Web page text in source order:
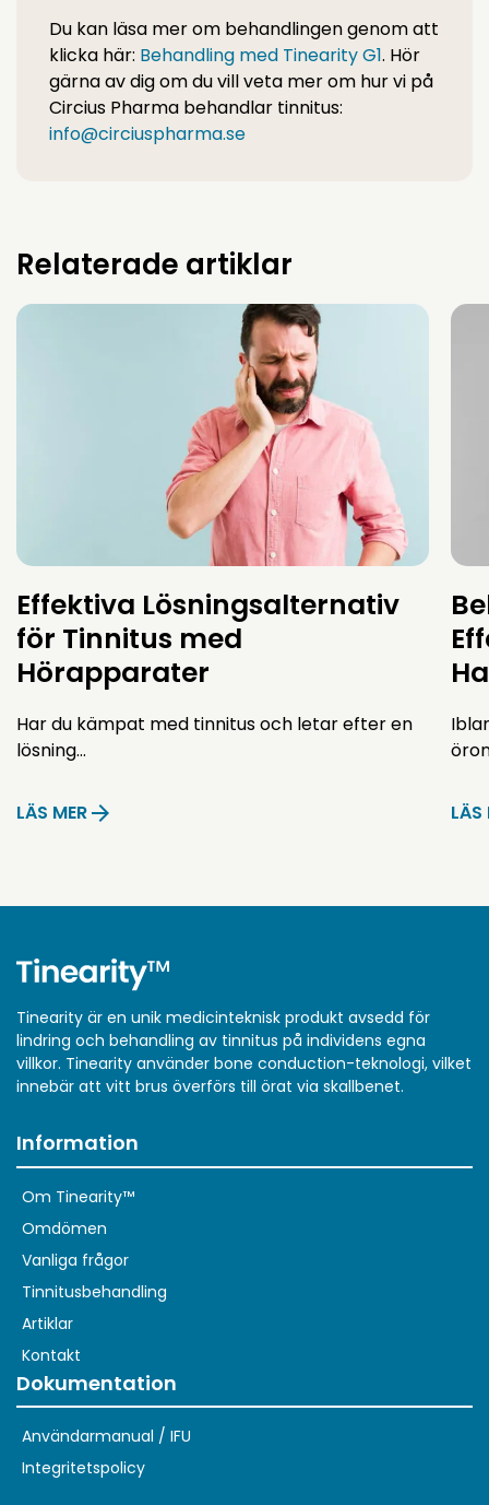
Du kan läsa mer om behandlingen genom att
klicka här: Behandling med Tinearity G1. Hör
gärna av dig om du vill veta mer om hur vi på
Circius Pharma behandlar tinnitus:
info@circiuspharma.se
Relaterade artiklar
Effektiva Lösningsalternativ
för Tinnitus med
Hörapparater
Har du kämpat med tinnitus och letar efter en
lösning…
LÄS MER LÄS
Tinearity är en unik medicinteknisk produkt avsedd för
lindring och behandling av tinnitus på individens egna
villkor. Tinearity använder bone conduction-teknologi, vilket
innebär att vitt brus överförs till örat via skallbenet.
Information
Om Tinearity™
Omdömen
Vanliga frågor
Tinnitusbehandling
Artiklar
Kontakt
Dokumentation
Användarmanual / IFU
Integritetspolicy